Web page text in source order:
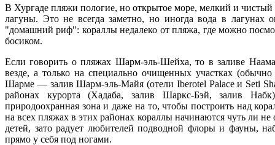
В Хургаде пляжи пологие, но открытое море, мелкий и чистый
лагуны. Это не всегда заметно, но иногда вода в лагунах
"домашний риф": кораллы недалеко от пляжа, где можно
босиком.
Если говорить о пляжах Шарм-эль-Шейха, то в заливе
везде, а только на специально очищенных участках
Шарме — залив Шарм-эль-Майя (отели Iberotel Palace и Seti
районах курорта (Хадаба, залив Шаркс-Бэй, залив
природоохранная зона и даже на то, чтобы построить над
на всех пляжах в этих районах кораллы начинаются чуть ли
детей, зато радует любителей подводной флоры и фауны,
прямо у себя под ногами.